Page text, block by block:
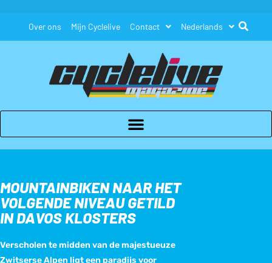
Over ons Mijn Cyclelive Contact Nederlands
MOUNTAINBIKEN NAAR HET
VOLGENDE NIVEAU GETILD
IN DAVOS KLOSTERS
Verscholen te midden van de majestueuze
Zwitserse Alpen ligt een paradijs voor